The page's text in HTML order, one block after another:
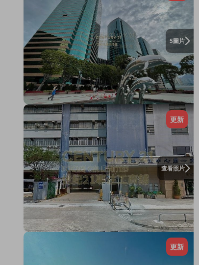
5圖片
查看照片
更新
更新